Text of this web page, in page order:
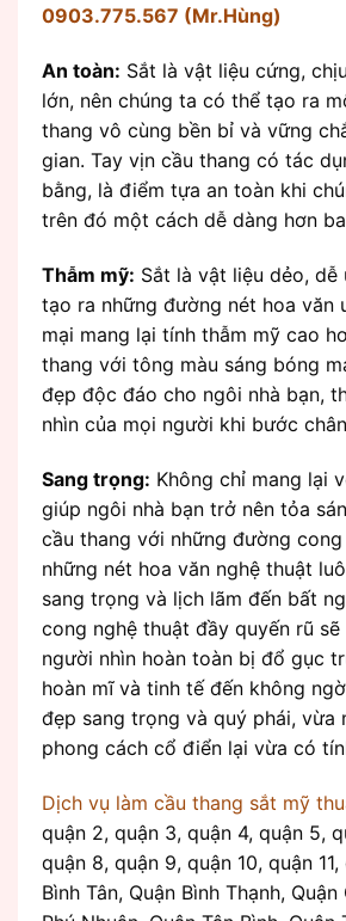
0903.775.567 (Mr.Hùng)
An toàn: Sắt là vật liệu cứng,
lớn, nên chúng ta có thể tạo ra
thang vô cùng bền bỉ và vững
gian. Tay vịn cầu thang có tác
bằng, là điểm tựa an toàn khi
trên đó một cách dễ dàng hơn
Thẫm mỹ: Sắt là vật liệu dẻo, dễ
tạo ra những đường nét hoa văn
mại mang lại tính thẫm mỹ cao
thang với tông màu sáng bóng
đẹp độc đáo cho ngôi nhà bạn,
nhìn của mọi người khi bước
Sang trọng: Không chỉ mang lại
giúp ngôi nhà bạn trở nên tỏa
cầu thang với những đường cong
những nét hoa văn nghệ thuật
sang trọng và lịch lãm đến bất
cong nghệ thuật đầy quyến rũ
người nhìn hoàn toàn bị đổ gục
hoàn mĩ và tinh tế đến không
đẹp sang trọng và quý phái, vừa
phong cách cổ điển lại vừa có
Dịch vụ làm cầu thang sắt mỹ
quận 2, quận 3, quận 4, quận 5,
quận 8, quận 9, quận 10, quận 11,
Bình Tân, Quận Bình Thạnh,